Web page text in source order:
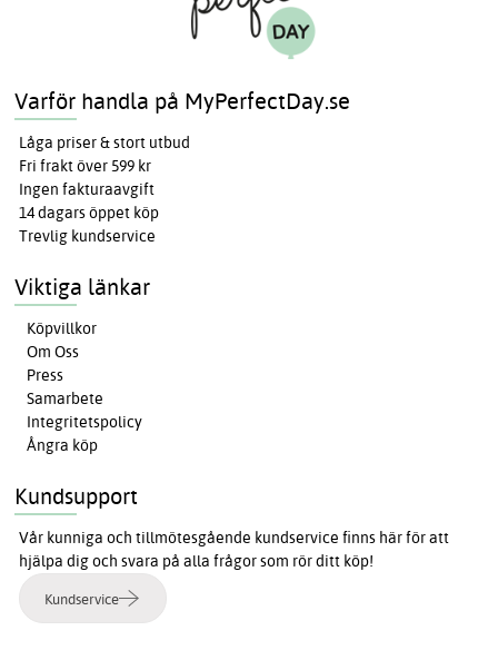
Varför handla på MyPerfectDay.se
Låga priser & stort utbud
Fri frakt över 599 kr
Ingen fakturaavgift
14 dagars öppet köp
Trevlig kundservice
Viktiga länkar
Köpvillkor
Om Oss
Press
Samarbete
Integritetspolicy
Ångra köp
Kundsupport
Vår kunniga och tillmötesgående kundservice finns här för att
hjälpa dig och svara på alla frågor som rör ditt köp!
Kundservice